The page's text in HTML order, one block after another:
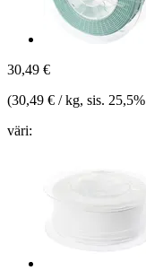
30,49 €
(30,49 € / kg, sis.
väri: